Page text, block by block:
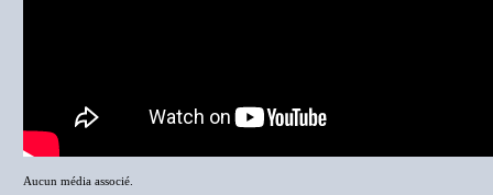
Aucun média associé.